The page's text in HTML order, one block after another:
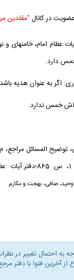
در كانال "مقلدين
عظام امام، خامنه‏اى و
دارد.
اگر به عنوان هديه
خمس ندارد.
جامع المسائل، ج 1،
وحيد، صافى، بهجت و مكارم.
به احتمال تغيير در
از آخرين فتوا با دفتر